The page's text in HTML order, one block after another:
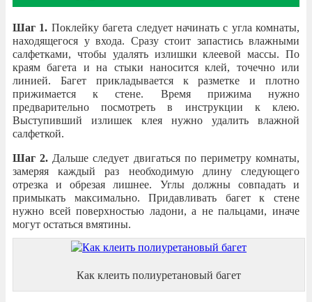
Шаг 1. Поклейку багета следует начинать с угла комнаты,
находящегося у входа. Сразу стоит запастись влажными
салфетками, чтобы удалять излишки клеевой массы. По
краям багета и на стыки наносится клей, точечно или
линией. Багет прикладывается к разметке и плотно
прижимается к стене. Время прижима нужно
предварительно посмотреть в инструкции к клею.
Выступивший излишек клея нужно удалить влажной
салфеткой.
Шаг 2. Дальше следует двигаться по периметру комнаты,
замеряя каждый раз необходимую длину следующего
отрезка и обрезая лишнее. Углы должны совпадать и
примыкать максимально. Придавливать багет к стене
нужно всей поверхностью ладони, а не пальцами, иначе
могут остаться вмятины.
Как клеить полиуретановый багет